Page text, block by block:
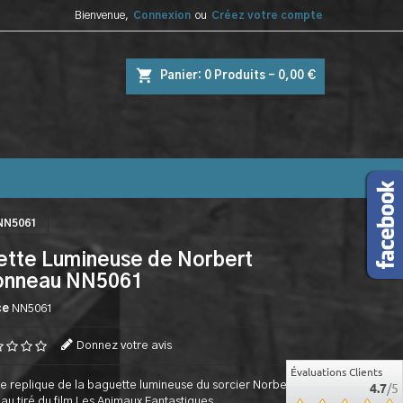
Bienvenue, Connexion ou Créez votre compte
shopping_cart Panier: 0 Produits - 0,00 €
Lumineuse de Norbert
NN5061
NN5061
Donnez votre avis
replique de la baguette lumineuse du sorcier Norbert
Évaluations Clients
4.7/5